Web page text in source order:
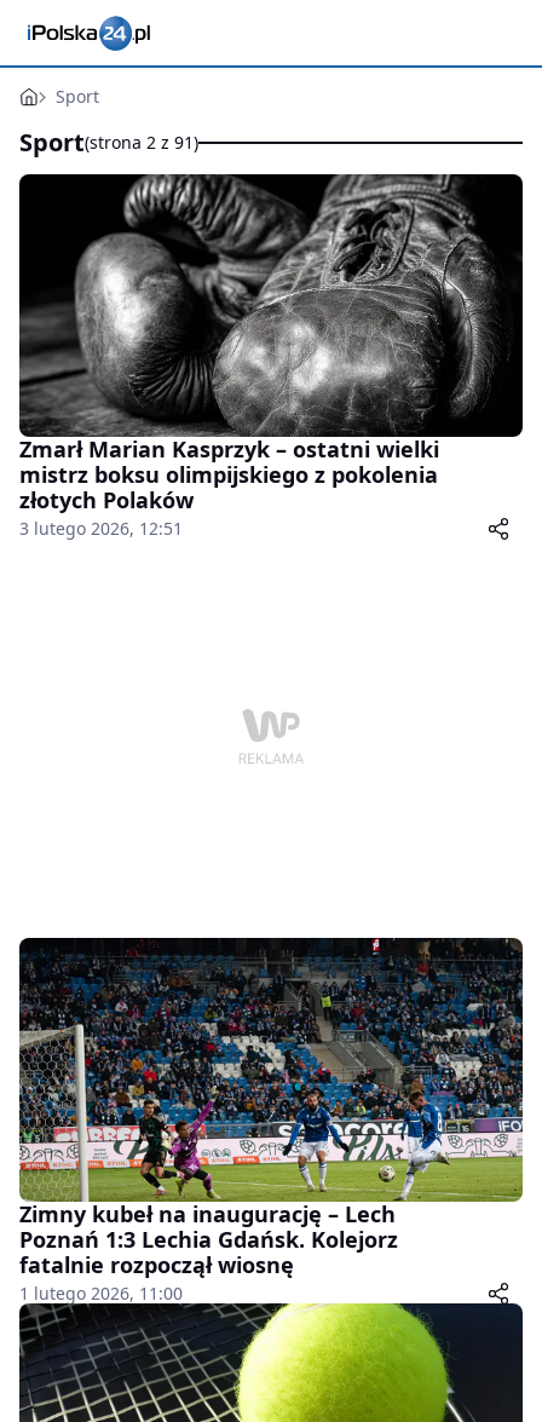
Sport
Sport(strona 2 z 91)
Zmarł Marian Kasprzyk – ostatni wielki
mistrz boksu olimpijskiego z pokolenia
złotych Polaków
3 lutego 2026, 12:51
Zimny kubeł na inaugurację – Lech
Poznań 1:3 Lechia Gdańsk. Kolejorz
fatalnie rozpoczął wiosnę
1 lutego 2026, 11:00